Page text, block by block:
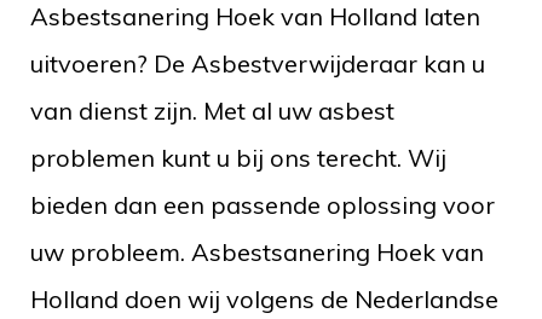
Asbestsanering Hoek van Holland laten
uitvoeren? De Asbestverwijderaar kan u
van dienst zijn. Met al uw asbest
problemen kunt u bij ons terecht. Wij
bieden dan een passende oplossing voor
uw probleem. Asbestsanering Hoek van
Holland doen wij volgens de Nederlandse